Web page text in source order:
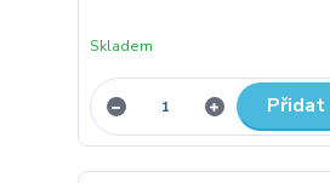
Skladem
Přidat